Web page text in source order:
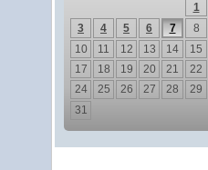
1
3
4 5 6 7 8
10
11 12 13 14 15
17
18 19 20 21 22
24
25 26 27 28 29
31